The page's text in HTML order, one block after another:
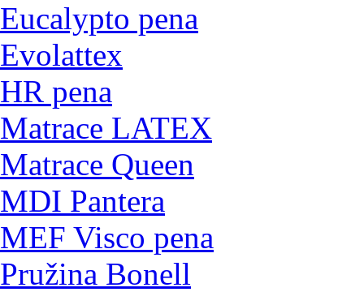
Eucalypto pena
Evolattex
HR pena
Matrace LATEX
Matrace Queen
MDI Pantera
MEF Visco pena
Pružina Bonell